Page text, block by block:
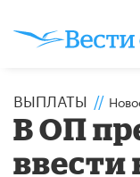
ВЫПЛАТЫ //
В ОП
ввести